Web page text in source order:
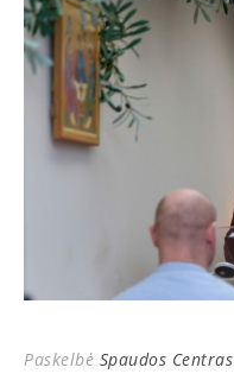
Paskelbė Spaudos Centras